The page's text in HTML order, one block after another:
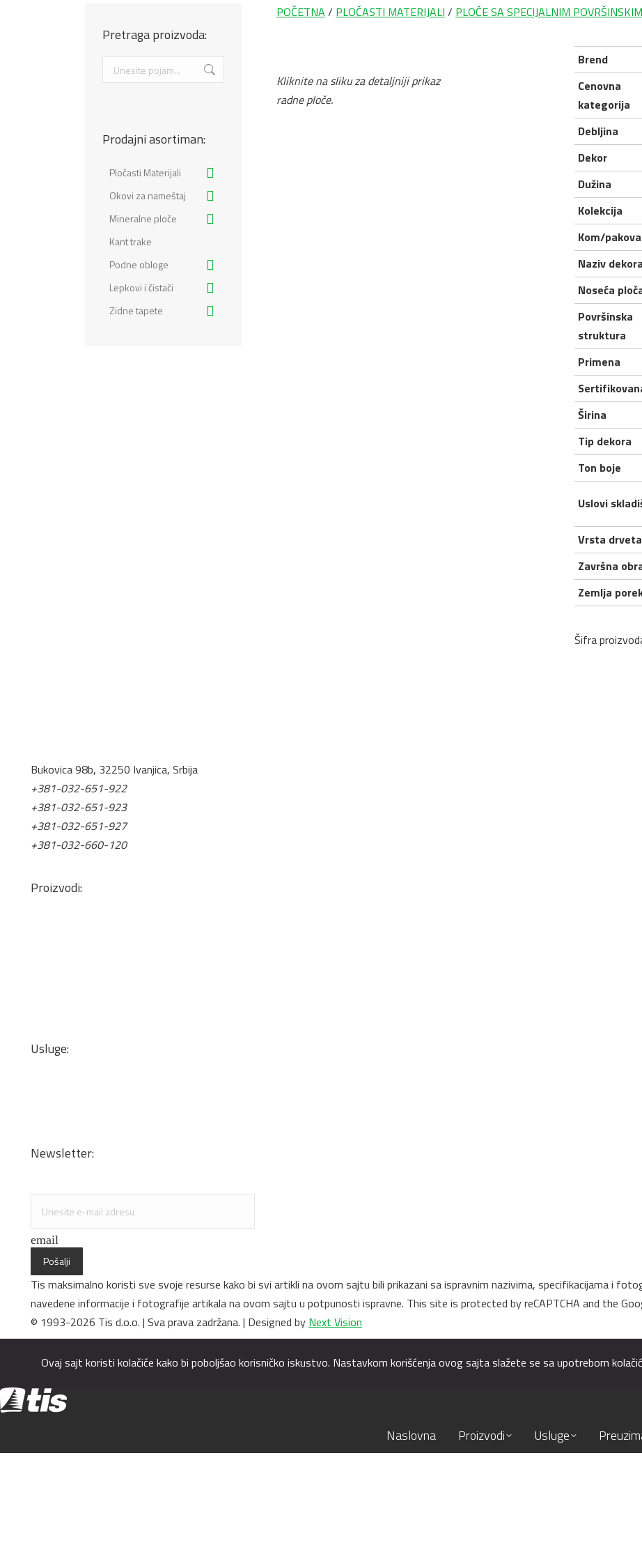
POČETNA / PLOČASTI MATERIJALI / PLOČE SA SPECIJALNIM
Kliknite na sliku za detaljniji prikaz
radne ploče.
Brend
Cenovna
kategorija
Debljina
Dekor
Dužina
Kolekcija
Kom/
Naziv dekora
Noseća
Površinska
struktura
Primena
Širina
Tip dekora
Ton boje
Uslovi
Vrsta drveta
Završna
Zemlja
Šifra
Pretraga proizvoda:
Search:
Prodajni asortiman:
Pločasti Materijali
Okovi za nameštaj
Mineralne ploče
Kant trake
Podne obloge
Lepkovi i čistači
Zidne tapete
Bukovica 98b, 32250 Ivanjica, Srbija
+381-032-651-922
+381-032-651-923
+381-032-651-927
+381-032-660-120
Proizvodi:
Usluge:
Newsletter:
email
Pošalji
Tis maksimalno koristi sve svoje resurse kako bi svi artikli na ovom sajtu bili prikazani sa ispravnim nazivima, specifikacijama i
navedene informacije i fotografije artikala na ovom sajtu u potpunosti ispravne. This site is protected by reCAPTCHA and the
© 1993-2026 Tis d.o.o. | Sva prava zadržana. | Designed by Next Vision
Ovaj sajt koristi kolačiće kako bi poboljšao korisničko iskustvo. Nastavkom korišćenja ovog sajta slažete se sa upotrebom
Naslovna Proizvodi Usluge